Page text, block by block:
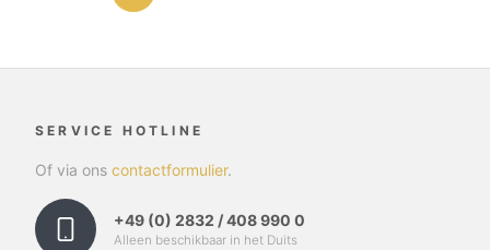
SERVICE HOTLINE
Of via ons contactformulier.
+49 (0) 2832 / 408 990 0
Alleen beschikbaar in het Duits